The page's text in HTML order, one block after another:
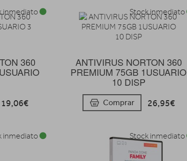
360
19,06€
inmediato
ANTIVIRUS NORTON 360
PREMIUM 75GB 1USUARIO
10 DISP
Comprar 26,95€
Stock inmediato
inmediato Stock inmediato